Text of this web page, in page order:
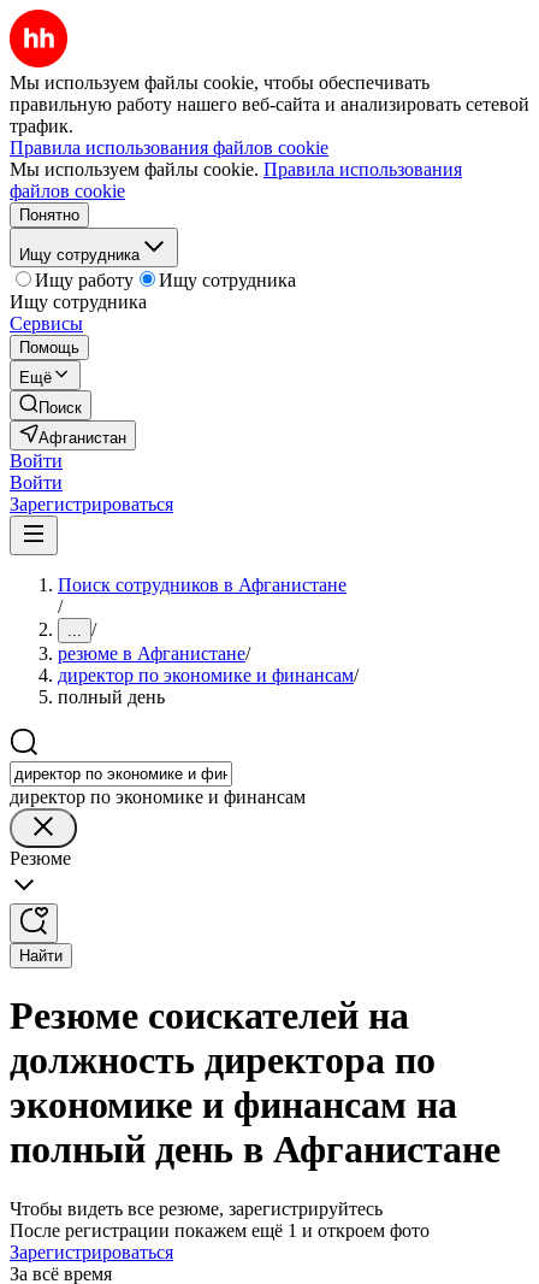
Мы используем файлы cookie, чтобы обеспечивать
правильную работу нашего веб-сайта и анализировать сетевой
трафик.
Правила использования файлов cookie
Мы используем файлы cookie. Правила использования
файлов cookie
Понятно
Ищу сотрудника
Ищу работу
Ищу сотрудника
Ищу сотрудника
Сервисы
Помощь
Ещё
Поиск
Афганистан
Войти
Войти
Зарегистрироваться
Поиск сотрудников в Афганистане
/
... /
резюме в Афганистане/
директор по экономике и финансам/
полный день
директор по экономике и финансам
Резюме
Найти
Резюме соискателей на
должность директора по
экономике и финансам на
полный день в Афганистане
Чтобы видеть все резюме, зарегистрируйтесь
После регистрации покажем ещё 1 и откроем фото
Зарегистрироваться
За всё время